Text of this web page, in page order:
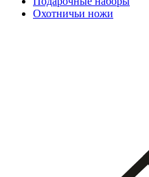
Охотничьи ножи